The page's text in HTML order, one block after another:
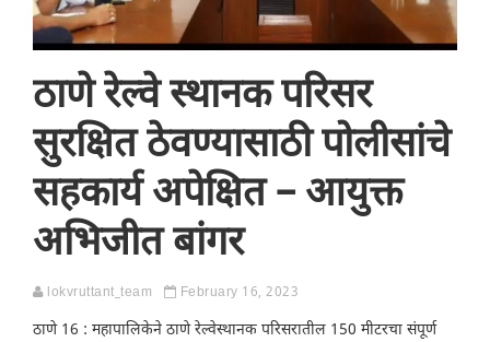
ठाणे रेल्वे स्थानक परिसर
सुरक्षित ठेवण्यासाठी पोलीसांचे
सहकार्य अपेक्षित – आयुक्त
अभिजीत बांगर
lokvruttant_team February 16, 2023
ठाणे 16 : महापालिकेने ठाणे रेल्वेस्थानक परिसरातील 150 मीटरचा संपूर्ण